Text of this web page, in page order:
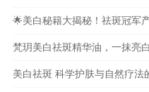
🌟美白秘籍大揭秘！祛斑冠军
梵玥美白祛斑精华油，一抹亮
美白祛斑 科学护肤与自然疗法